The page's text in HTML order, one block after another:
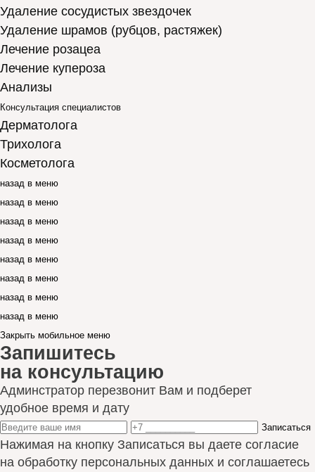
Удаление сосудистых звездочек
Удаление шрамов (рубцов, растяжек)
Лечение розацеа
Лечение купероза
Анализы
Консультация специалистов
Дерматолога
Трихолога
Косметолога
назад в меню
назад в меню
назад в меню
назад в меню
назад в меню
назад в меню
назад в меню
назад в меню
Закрыть мобильное меню
Запишитесь
на консультацию
Админстратор перезвонит Вам и подберет
удобное время и дату
Записаться
Нажимая на кнопку Записаться вы даете согласие
на обработку персональных данных и соглашаетесь